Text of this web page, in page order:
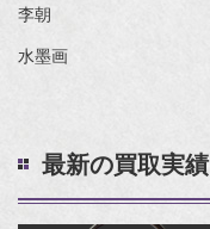
李朝
水墨画
最新の買取実績